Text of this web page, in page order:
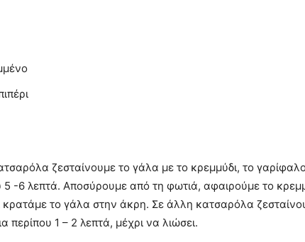
ζεσταίνουμε το γάλα με το κρεμμύδι, το
-6 λεπτά. Αποσύρουμε από τη φωτιά, αφαιρούμε το
το γάλα στην άκρη. Σε άλλη κατσαρόλα
περίπου 1 – 2 λεπτά, μέχρι να λιώσει.